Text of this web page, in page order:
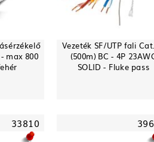
max 800
Vezeték SF/UTP fali
(500m) BC - 4P
SOLID - Fluke pass
33810